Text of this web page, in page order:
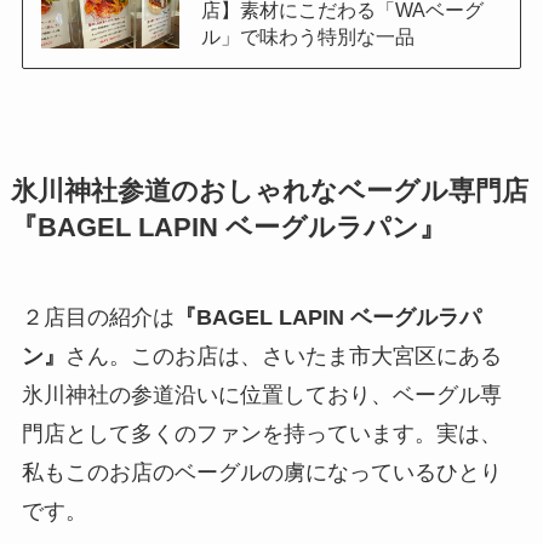
店】素材にこだわる「WAベーグ
ル」で味わう特別な一品
氷川神社参道のおしゃれなベーグル専門店
『BAGEL LAPIN ベーグルラパン』
２店目の紹介は 『BAGEL LAPIN ベーグルラパ
ン』 さん。このお店は、さいたま市大宮区にある
氷川神社の参道沿いに位置しており、ベーグル専
門店として多くのファンを持っています。実は、
私もこのお店のベーグルの虜になっているひとり
です。